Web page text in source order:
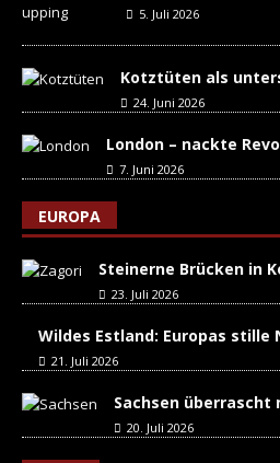
5. Juli 2026
Kotztüten als
24. Juni 2026
London – nackte
7. Juni 2026
EUROPA
Steinerne Brücken in
23. Juli 2026
Wildes Estland: Europas
21. Juli 2026
Sachsen überrascht
20. Juli 2026